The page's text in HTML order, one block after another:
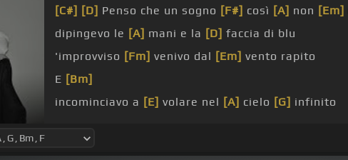
[C#] [D] Penso che un sogno [F#] così [A] non [Em]
dipingevo le [A] mani e la [D] faccia di blu
'improvviso [Fm] venivo dal [Em] vento rapito
E [Bm]
incominciavo a [E] volare nel [A] cielo [G] infinito